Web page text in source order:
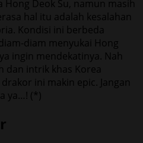
Deok Su, namun masih
hal itu adalah kesalahan
Kondisi ini berbeda
diam menyukai Hong
ingin mendekatinya. Nah
dan intrik khas Korea
ini makin epic. Jangan
ya…! (*)